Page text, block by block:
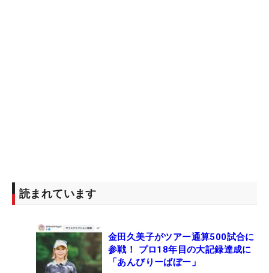
読まれています
金田久美子がツアー通算500試合に
参戦！ プロ18年目の大記録達成に
「あんびりーばぼー」